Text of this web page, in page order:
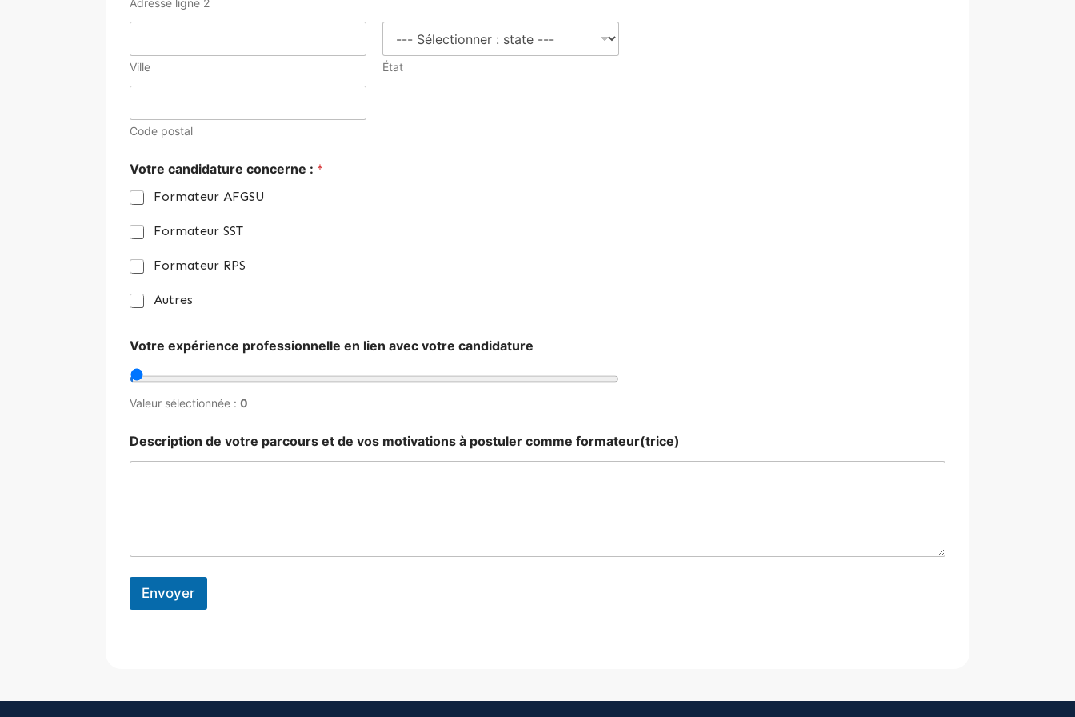
Adresse ligne 2
Ville État
Code postal
Votre candidature concerne : *
Formateur AFGSU
Formateur SST
Formateur RPS
Autres
Votre expérience professionnelle en lien avec votre candidature
Valeur sélectionnée : 0
Description de votre parcours et de vos motivations à postuler comme formateur(trice)
Envoyer